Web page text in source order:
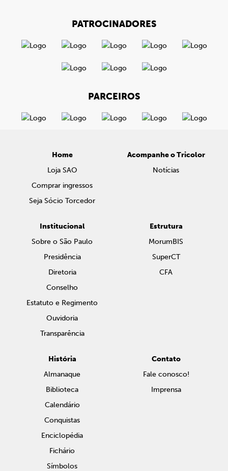
PATROCINADORES
PARCEIROS
Home
Loja SAO
Comprar ingressos
Seja Sócio Torcedor
Acompanhe o Tricolor
Notícias
Institucional
Sobre o São Paulo
Presidência
Diretoria
Conselho
Estatuto e Regimento
Ouvidoria
Transparência
Estrutura
MorumBIS
SuperCT
CFA
História
Almanaque
Biblioteca
Calendário
Conquistas
Enciclopédia
Fichário
Símbolos
Contato
Fale conosco!
Imprensa